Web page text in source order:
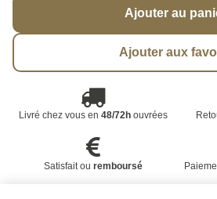
Ajouter au
Ajouter aux
Livré chez vous en 48/72houvrées
Satisfait ou remboursé